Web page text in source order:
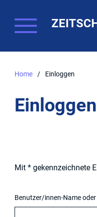
Home / Einloggen
Einloggen
Mit * gekennzeichnete
Benutzer/innen-Name oder